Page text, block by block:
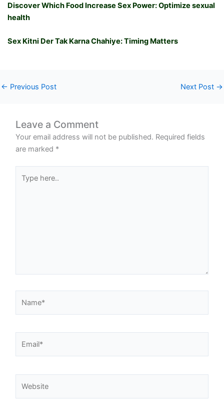
Discover Which Food Increase Sex Power: Optimize sexual
health
Sex Kitni Der Tak Karna Chahiye: Timing Matters
← Previous Post Next Post →
Leave a Comment
Your email address will not be published. Required fields
are marked *
here..